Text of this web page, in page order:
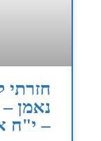
חזרתי
– י"ח